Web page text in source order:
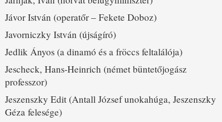
Jávor István (operatőr – Fekete Doboz)
Javorniczky István (újságíró)
Jedlik Ányos (a dinamó és a fröccs feltalálója)
Jescheck, Hans-Heinrich (német büntetőjogász
professzor)
Jeszenszky Edit (Antall József unokahúga, Jeszenszky
Géza felesége)